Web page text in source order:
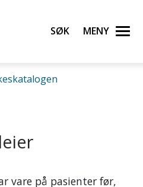
universitet
Søk Meny
vare på pasienter før,